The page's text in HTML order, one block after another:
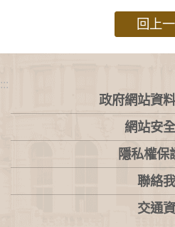
回上
:::
政府網站資
網站安
隱私權保
聯絡
交通